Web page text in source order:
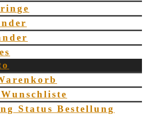
Status Bestellung